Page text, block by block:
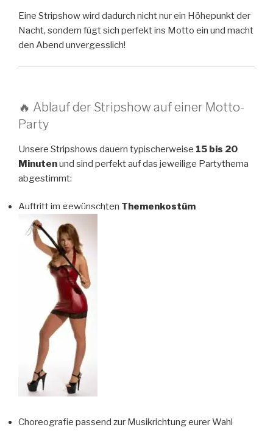
Eine Stripshow wird dadurch nicht nur ein Höhepunkt der
Nacht, sondern fügt sich perfekt ins Motto ein und macht
den Abend unvergesslich!
🔥 Ablauf der Stripshow auf einer Motto-
Party
Unsere Stripshows dauern typischerweise 15 bis 20
Minutenund sind perfekt auf das jeweilige Partythema
abgestimmt:
Auftritt im gewünschten Themenkostüm
Choreografie passend zur Musikrichtung eurer Wahl